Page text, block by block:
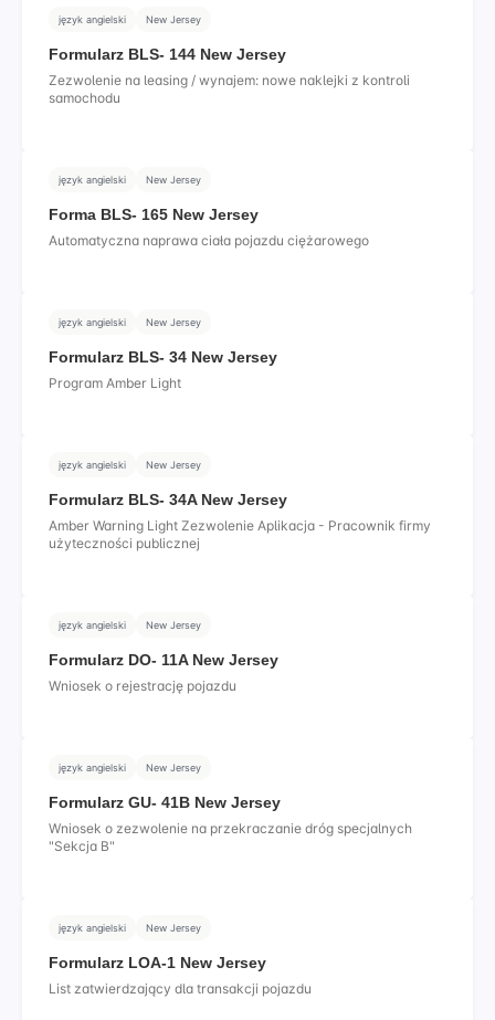
język angielski New Jersey
Formularz BLS- 144 New Jersey
Zezwolenie na leasing / wynajem: nowe naklejki z kontroli
samochodu
język angielski New Jersey
Forma BLS- 165 New Jersey
Automatyczna naprawa ciała pojazdu ciężarowego
język angielski New Jersey
Formularz BLS- 34 New Jersey
Program Amber Light
język angielski New Jersey
Formularz BLS- 34A New Jersey
Amber Warning Light Zezwolenie Aplikacja - Pracownik firmy
użyteczności publicznej
język angielski New Jersey
Formularz DO- 11A New Jersey
Wniosek o rejestrację pojazdu
język angielski New Jersey
Formularz GU- 41B New Jersey
Wniosek o zezwolenie na przekraczanie dróg specjalnych
"Sekcja B"
język angielski New Jersey
Formularz LOA-1 New Jersey
List zatwierdzający dla transakcji pojazdu